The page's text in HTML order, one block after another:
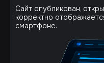
Сайт опубликован,
корректно
смартфоне.